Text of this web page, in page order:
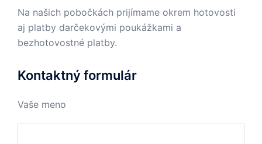
Na našich pobočkách prijímame okrem hotovosti
aj platby darčekovými poukážkami a
bezhotovostné platby.
Kontaktný formulár
Vaše meno